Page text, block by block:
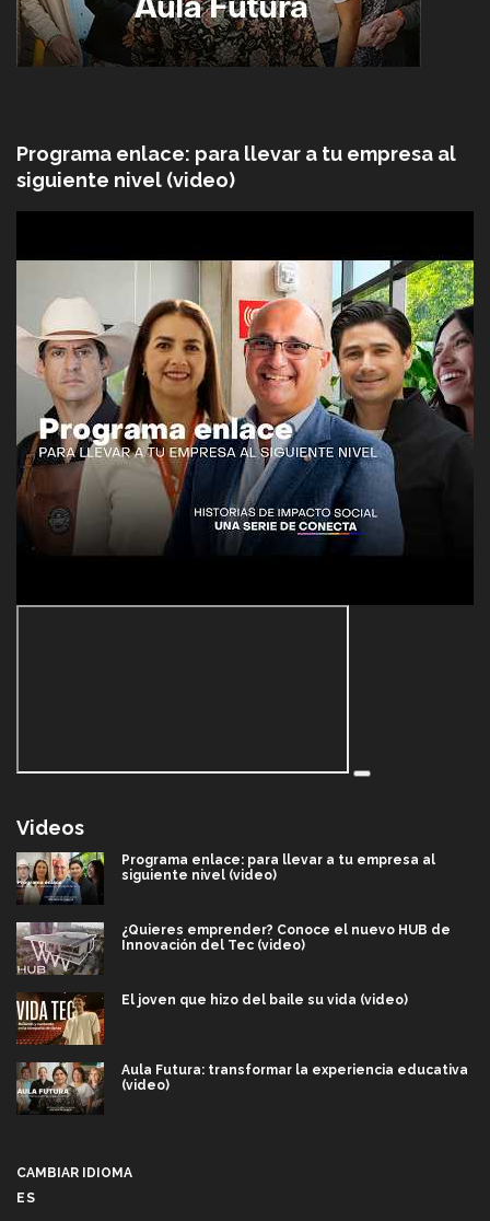
Programa enlace: para llevar a tu empresa al
siguiente nivel (video)
Videos
Programa enlace: para llevar a tu empresa al
siguiente nivel (video)
¿Quieres emprender? Conoce el nuevo HUB de
Innovación del Tec (video)
El joven que hizo del baile su vida (video)
Aula Futura: transformar la experiencia educativa
(video)
CAMBIAR IDIOMA
ES